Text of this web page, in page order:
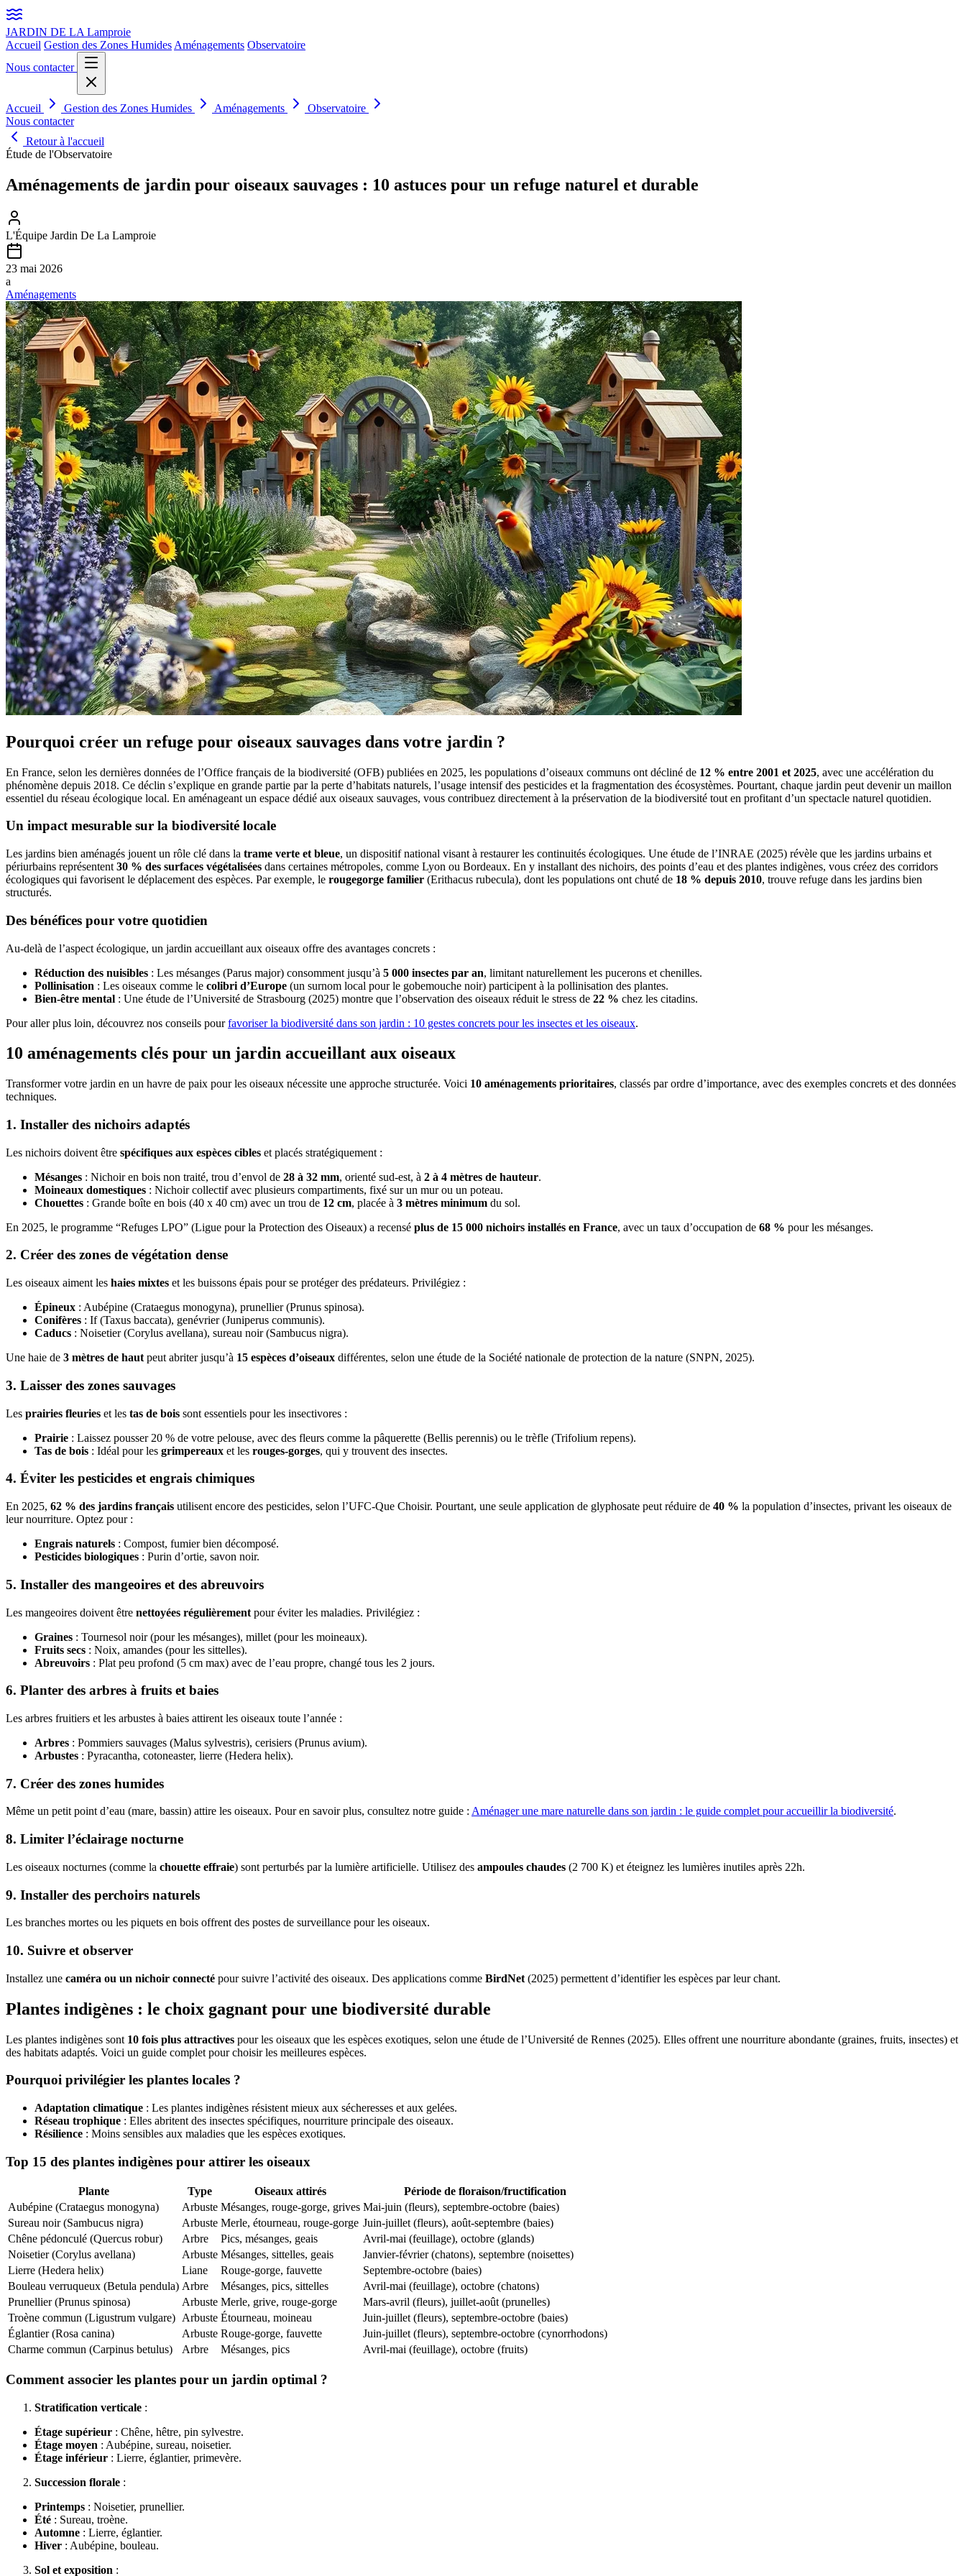
JARDIN DE LA Lamproie
Accueil Gestion des Zones Humides Aménagements Observatoire
Nous contacter
Accueil Gestion des Zones Humides Aménagements
Observatoire
Nous contacter
Retour à l'accueil
Étude de l'Observatoire
Aménagements de jardin pour oiseaux sauvages : 10 astuces pour un refuge naturel et durable
L'Équipe Jardin De La Lamproie
23 mai 2026
a
Aménagements
Pourquoi créer un refuge pour oiseaux sauvages dans votre jardin ?
En France, selon les dernières données de l’Office français de la biodiversité (OFB) publiées en 2025, les populations d’oiseaux communs ont décliné de 12 % entre 2001 et 2025, avec une accélération du
phénomène depuis 2018. Ce déclin s’explique en grande partie par la perte d’habitats naturels, l’usage intensif des pesticides et la fragmentation des écosystèmes. Pourtant, chaque jardin peut devenir un maillon
essentiel du réseau écologique local. En aménageant un espace dédié aux oiseaux sauvages, vous contribuez directement à la préservation de la biodiversité tout en profitant d’un spectacle naturel quotidien.
Un impact mesurable sur la biodiversité locale
Les jardins bien aménagés jouent un rôle clé dans la trame verte et bleue, un dispositif national visant à restaurer les continuités écologiques. Une étude de l’INRAE (2025) révèle que les jardins urbains et
périurbains représentent 30 % des surfaces végétalisées dans certaines métropoles, comme Lyon ou Bordeaux. En y installant des nichoirs, des points d’eau et des plantes indigènes, vous créez des corridors
écologiques qui favorisent le déplacement des espèces. Par exemple, le rougegorge familier (Erithacus rubecula), dont les populations ont chuté de 18 % depuis 2010, trouve refuge dans les jardins bien
structurés.
Des bénéfices pour votre quotidien
Au-delà de l’aspect écologique, un jardin accueillant aux oiseaux offre des avantages concrets :
Réduction des nuisibles : Les mésanges (Parus major) consomment jusqu’à 5 000 insectes par an, limitant naturellement les pucerons et chenilles.
Pollinisation : Les oiseaux comme le colibri d’Europe (un surnom local pour le gobemouche noir) participent à la pollinisation des plantes.
Bien-être mental : Une étude de l’Université de Strasbourg (2025) montre que l’observation des oiseaux réduit le stress de 22 % chez les citadins.
Pour aller plus loin, découvrez nos conseils pourfavoriser la biodiversité dans son jardin : 10 gestes concrets pour les insectes et les oiseaux.
10 aménagements clés pour un jardin accueillant aux oiseaux
Transformer votre jardin en un havre de paix pour les oiseaux nécessite une approche structurée. Voici 10 aménagements prioritaires, classés par ordre d’importance, avec des exemples concrets et des données
techniques.
1. Installer des nichoirs adaptés
Les nichoirs doivent être spécifiques aux espèces cibles et placés stratégiquement :
Mésanges : Nichoir en bois non traité, trou d’envol de 28 à 32 mm, orienté sud-est, à 2 à 4 mètres de hauteur.
Moineaux domestiques : Nichoir collectif avec plusieurs compartiments, fixé sur un mur ou un poteau.
Chouettes : Grande boîte en bois (40 x 40 cm) avec un trou de 12 cm, placée à 3 mètres minimum du sol.
En 2025, le programme “Refuges LPO” (Ligue pour la Protection des Oiseaux) a recensé plus de 15 000 nichoirs installés en France, avec un taux d’occupation de 68 % pour les mésanges.
2. Créer des zones de végétation dense
Les oiseaux aiment les haies mixtes et les buissons épais pour se protéger des prédateurs. Privilégiez :
Épineux : Aubépine (Crataegus monogyna), prunellier (Prunus spinosa).
Conifères : If (Taxus baccata), genévrier (Juniperus communis).
Caducs : Noisetier (Corylus avellana), sureau noir (Sambucus nigra).
Une haie de 3 mètres de haut peut abriter jusqu’à 15 espèces d’oiseaux différentes, selon une étude de la Société nationale de protection de la nature (SNPN, 2025).
3. Laisser des zones sauvages
Les prairies fleuries et les tas de bois sont essentiels pour les insectivores :
Prairie : Laissez pousser 20 % de votre pelouse, avec des fleurs comme la pâquerette (Bellis perennis) ou le trèfle (Trifolium repens).
Tas de bois : Idéal pour les grimpereaux et les rouges-gorges, qui y trouvent des insectes.
4. Éviter les pesticides et engrais chimiques
En 2025, 62 % des jardins français utilisent encore des pesticides, selon l’UFC-Que Choisir. Pourtant, une seule application de glyphosate peut réduire de 40 % la population d’insectes, privant les oiseaux de
leur nourriture. Optez pour :
Engrais naturels : Compost, fumier bien décomposé.
Pesticides biologiques : Purin d’ortie, savon noir.
5. Installer des mangeoires et des abreuvoirs
Les mangeoires doivent être nettoyées régulièrement pour éviter les maladies. Privilégiez :
Graines : Tournesol noir (pour les mésanges), millet (pour les moineaux).
Fruits secs : Noix, amandes (pour les sittelles).
Abreuvoirs : Plat peu profond (5 cm max) avec de l’eau propre, changé tous les 2 jours.
6. Planter des arbres à fruits et baies
Les arbres fruitiers et les arbustes à baies attirent les oiseaux toute l’année :
Arbres : Pommiers sauvages (Malus sylvestris), cerisiers (Prunus avium).
Arbustes : Pyracantha, cotoneaster, lierre (Hedera helix).
7. Créer des zones humides
Même un petit point d’eau (mare, bassin) attire les oiseaux. Pour en savoir plus, consultez notre guide : Aménager une mare naturelle dans son jardin : le guide complet pour accueillir la biodiversité.
8. Limiter l’éclairage nocturne
Les oiseaux nocturnes (comme la chouette effraie) sont perturbés par la lumière artificielle. Utilisez des ampoules chaudes (2 700 K) et éteignez les lumières inutiles après 22h.
9. Installer des perchoirs naturels
Les branches mortes ou les piquets en bois offrent des postes de surveillance pour les oiseaux.
10. Suivre et observer
Installez une caméra ou un nichoir connecté pour suivre l’activité des oiseaux. Des applications comme BirdNet (2025) permettent d’identifier les espèces par leur chant.
Plantes indigènes : le choix gagnant pour une biodiversité durable
Les plantes indigènes sont 10 fois plus attractives pour les oiseaux que les espèces exotiques, selon une étude de l’Université de Rennes (2025). Elles offrent une nourriture abondante (graines, fruits, insectes) et
des habitats adaptés. Voici un guide complet pour choisir les meilleures espèces.
Pourquoi privilégier les plantes locales ?
Adaptation climatique : Les plantes indigènes résistent mieux aux sécheresses et aux gelées.
Réseau trophique : Elles abritent des insectes spécifiques, nourriture principale des oiseaux.
Résilience : Moins sensibles aux maladies que les espèces exotiques.
Top 15 des plantes indigènes pour attirer les oiseaux
Plante Type Oiseaux attirés
Période de floraison/fructification
Aubépine (Crataegus monogyna)
Arbuste Mésanges, rouge-gorge, grives Mai-juin (fleurs), septembre-octobre (baies)
Sureau noir (Sambucus nigra)
Arbuste Merle, étourneau, rouge-gorge Juin-juillet (fleurs), août-septembre (baies)
Chêne pédonculé (Quercus robur)
Arbre Pics, mésanges, geais
Avril-mai (feuillage), octobre (glands)
Noisetier (Corylus avellana)
Arbuste Mésanges, sittelles, geais
Janvier-février (chatons), septembre (noisettes)
Lierre (Hedera helix)
Liane Rouge-gorge, fauvette
Septembre-octobre (baies)
Bouleau verruqueux (Betula pendula) Arbre Mésanges, pics, sittelles
Avril-mai (feuillage), octobre (chatons)
Prunellier (Prunus spinosa)
Arbuste Merle, grive, rouge-gorge
Mars-avril (fleurs), juillet-août (prunelles)
Troène commun (Ligustrum vulgare) Arbuste Étourneau, moineau
Juin-juillet (fleurs), septembre-octobre (baies)
Églantier (Rosa canina)
Arbuste Rouge-gorge, fauvette
Juin-juillet (fleurs), septembre-octobre (cynorrhodons)
Charme commun (Carpinus betulus)
Arbre Mésanges, pics Avril-mai (feuillage), octobre (fruits)
Comment associer les plantes pour un jardin optimal ?
Stratification verticale :
Étage supérieur : Chêne, hêtre, pin sylvestre.
Étage moyen : Aubépine, sureau, noisetier.
Étage inférieur : Lierre, églantier, primevère.
Succession florale :
Printemps : Noisetier, prunellier.
Été : Sureau, troène.
Automne : Lierre, églantier.
Hiver : Aubépine, bouleau.
Sol et exposition :